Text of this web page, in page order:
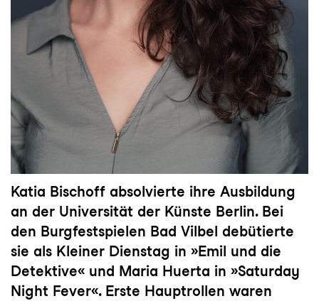
Katia Bischoff absolvierte ihre Ausbildung
an der Universität der Künste Berlin. Bei
den Burgfestspielen Bad Vilbel debütierte
sie als Kleiner Dienstag in »Emil und die
Detektive« und Maria Huerta in »Saturday
Night Fever«. Erste Hauptrollen waren